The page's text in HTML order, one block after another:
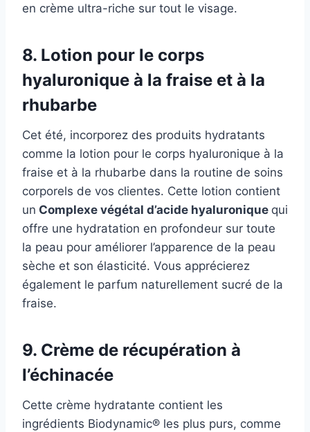
en crème ultra-riche sur tout le visage.
8. Lotion pour le corps
hyaluronique à la fraise et à la
rhubarbe
Cet été, incorporez des produits hydratants
comme la lotion pour le corps hyaluronique à la
fraise et à la rhubarbe dans la routine de soins
corporels de vos clientes. Cette lotion contient
un Complexe végétal d’acide hyaluronique qui
offre une hydratation en profondeur sur toute
la peau pour améliorer l’apparence de la peau
sèche et son élasticité. Vous apprécierez
également le parfum naturellement sucré de la
fraise.
9. Crème de récupération à
l’échinacée
Cette crème hydratante contient les
ingrédients Biodynamic® les plus purs, comme